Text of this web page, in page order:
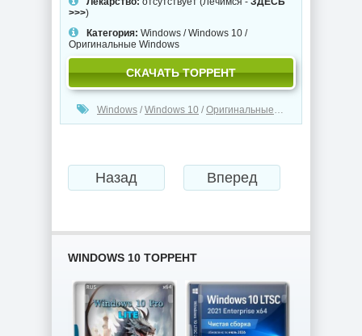
>>>)
Категория: Windows /Windows 10 /
Оригинальные Windows
СКАЧАТЬ ТОРРЕНТ
Windows / Windows 10 / Оригинальные Windows
Назад Вперед
WINDOWS 10 ТОРРЕНТ